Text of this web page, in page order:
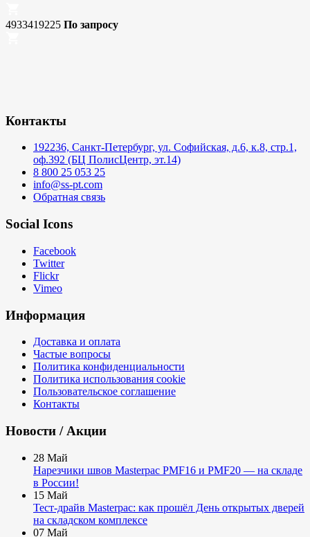
4933419225 По запросу
Контакты
192236, Санкт-Петербург, ул. Софийская, д.6, к.8, стр.1,
оф.392 (БЦ ПолисЦентр, эт.14)
8 800 25 053 25
info@ss-pt.com
Обратная связь
Social Icons
Facebook
Twitter
Flickr
Vimeo
Информация
Доставка и оплата
Частые вопросы
Политика конфиденциальности
Политика использования cookie
Пользовательское соглашение
Контакты
Новости / Акции
28 Май
Нарезчики швов Masterpac PMF16 и PMF20 — на складе
в России!
15 Май
Тест-драйв Masterpac: как прошёл День открытых дверей
на складском комплексе
07 Май